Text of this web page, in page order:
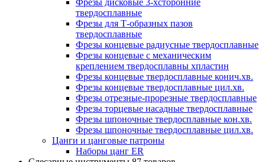
Фрезы дисковые 3-хсторонние
твердосплавные
Фрезы для Т-образных пазов
твердосплавные
Фрезы концевые радиусные твердосплавные
Фрезы концевые с механическим
креплением твердосплавны хпластин
Фрезы концевые твердосплавные конич.хв.
Фрезы концевые твердосплавные цил.хв.
Фрезы отрезные-прорезные твердосплавные
Фрезы торцевые насадные твердосплавные
Фрезы шпоночные твердосплавные кон.хв.
Фрезы шпоночные твердосплавные цил.хв.
Цанги и цанговые патроны
Наборы цанг ER